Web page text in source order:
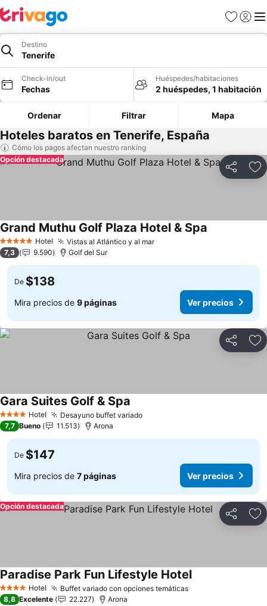
Favoritos
Iniciar
Destino
Tenerife
Check-in/out
Fechas
Huéspedes/habitaciones
2 huéspedes, 1 habitación
Ordenar Filtrar Mapa
Hoteles baratos en Tenerife, España
Cómo los pagos afectan nuestro ranking
Compartir
Opción destacada
5 Estrellas Hotel Vistas al Atlántico y al marVer precios
Grand Muthu Golf Plaza Hotel & Spa
7,3 9.590 Golf del Sur
De $138
Mira precios de 9 páginas Ver precios
Compartir
4 EstrellasHotel Desayuno buffet variadoVer precios
Gara Suites Golf & Spa
7,7 Bueno 11.513 Arona
De $147
Mira precios de 7 páginas Ver precios
Compartir
Opción destacada
4 EstrellasHotel Buffet variado con opciones temáticasVer precios
Paradise Park Fun Lifestyle HotelVer precios
8,8 Excelente 22.227 Arona